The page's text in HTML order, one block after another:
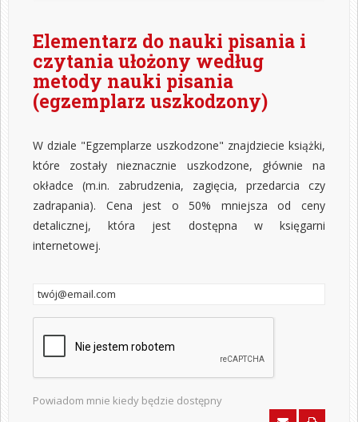
Elementarz do nauki pisania i
czytania ułożony według
metody nauki pisania
(egzemplarz uszkodzony)
W dziale "Egzemplarze uszkodzone" znajdziecie książki,
które zostały nieznacznie uszkodzone, głównie na
okładce (m.in. zabrudzenia, zagięcia, przedarcia czy
zadrapania). Cena jest o 50% mniejsza od ceny
detalicznej, która jest dostępna w księgarni
internetowej.
Powiadom mnie kiedy będzie dostępny